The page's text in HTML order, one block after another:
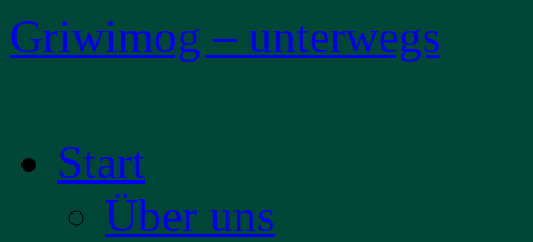
Griwimog – unterwegs
Inhalt
springenStart
Über uns